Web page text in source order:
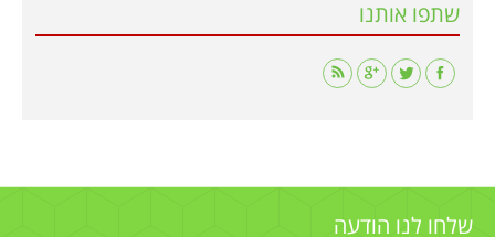
שתפו אותנו
Find us on:
שלחו לנו הודעה